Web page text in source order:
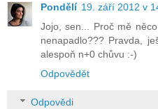
Pondělí 19. září 2012 v
Jojo, sen... Proč mě
nenapadlo??? Pravda,
alespoň n+0 chůvu :-)
Odpovědět
Odpovědi